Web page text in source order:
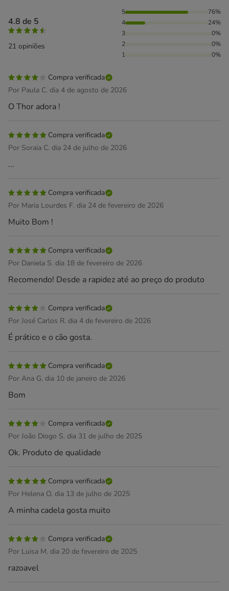
4.8 de 5
21 opiniões
76% das pessoas avaliaram com 5 estrelas, 24% das
5
76%
4
24%
3
0%
2
0%
1
0%
Compra verificada
Por Paula C. dia 4 de agosto de 2026
O Thor adora !
Compra verificada
Por Soraia C. dia 24 de julho de 2026
...
Compra verificada
Por Maria Lourdes F. dia 24 de fevereiro de 2026
Muito Bom !
Compra verificada
Por Daniela S. dia 18 de fevereiro de 2026
Recomendo! Desde a rapidez até ao preço do produto
Compra verificada
Por José Carlos R. dia 4 de fevereiro de 2026
É prático e o cão gosta.
Compra verificada
Por Ana G. dia 10 de janeiro de 2026
Bom
Compra verificada
Por João Diogo S. dia 31 de julho de 2025
Ok. Produto de qualidade
Compra verificada
Por Helena O. dia 13 de julho de 2025
A minha cadela gosta muito
Compra verificada
Por Luisa M. dia 20 de fevereiro de 2025
razoavel